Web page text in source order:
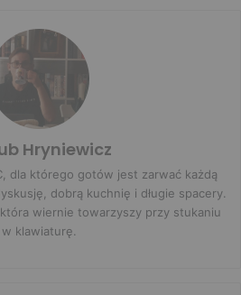
Hryniewicz
dla którego gotów jest zarwać każdą
dobrą kuchnię i długie spacery.
wiernie towarzyszy przy stukaniu
w klawiaturę.